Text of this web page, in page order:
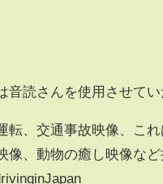
音読さんを使用させて
転、交通事故映像、こ
像、動物の癒し映像な